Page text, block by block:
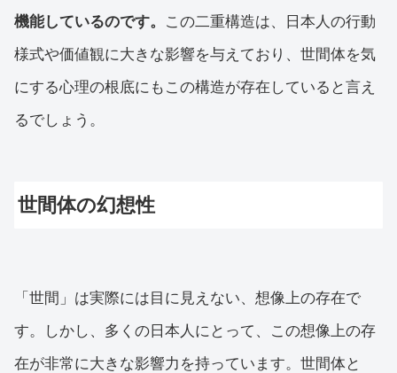
機能しているのです。
この二重構造は、日本人の行動
様式や価値観に大きな影響を与えており、世間体を気
にする心理の根底にもこの構造が存在していると言え
るでしょう。
世間体の幻想性
「世間」は実際には目に見えない、想像上の存在で
す。しかし、多くの日本人にとって、この想像上の存
在が非常に大きな影響力を持っています。世間体と